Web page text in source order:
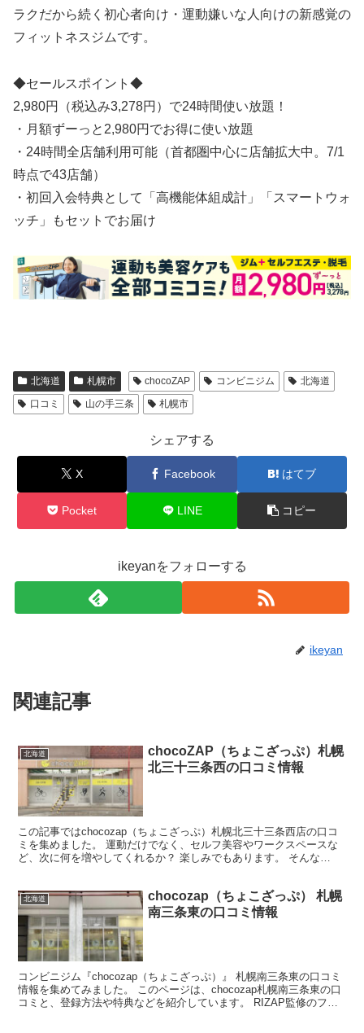
ラクだから続く初心者向け・運動嫌いな人向けの新感覚の
フィットネスジムです。
◆セールスポイント◆
2,980円（税込み3,278円）で24時間使い放題！
・月額ずーっと2,980円でお得に使い放題
・24時間全店舗利用可能（首都圏中心に店舗拡大中。7/1
時点で43店舗）
・初回入会特典として「高機能体組成計」「スマートウォ
ッチ」もセットでお届け
北海道 札幌市 chocoZAP コンビニジム
北海道
口コミ
山の手三条 札幌市
シェアする
X Facebook はてブ
Pocket LINE コピー
ikeyanをフォローする
ikeyan
関連記事
北海道
chocoZAP（ちょこざっぷ）札幌
北三十三条西の口コミ情報
この記事ではchocozap（ちょこざっぷ）札幌北三十三条西店の口コ
ミを集めました。 運動だけでなく、セルフ美容やワークスペースな
ど、次に何を増やしてくれるか？ 楽しみでもあります。 そんな
北海道
chocozap（ちょこざっぷ） 札幌
南三条東の口コミ情報
コンビニジム『chocozap（ちょこざっぷ）』 札幌南三条東の口コミ
情報を集めてみました。 このページは、chocozap札幌南三条東の口
コミと、登録方法や特典などを紹介しています。 RIZAP監修のフィ